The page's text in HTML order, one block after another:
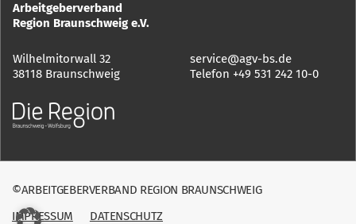
Arbeitgeberverband
Region Braunschweig e.V.
Wilhelmitorwall 32
38118 Braunschweig
service@agv-bs.de
Telefon +49 531 242 10-0
©ARBEITGEBERVERBAND REGION BRAUNSCHWEIG
IMPRESSUM
DATENSCHUTZ